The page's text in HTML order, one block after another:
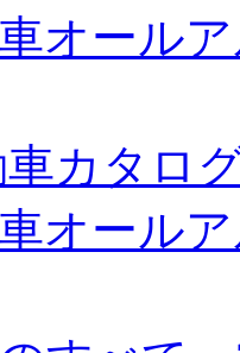
オール
カタロ
オール